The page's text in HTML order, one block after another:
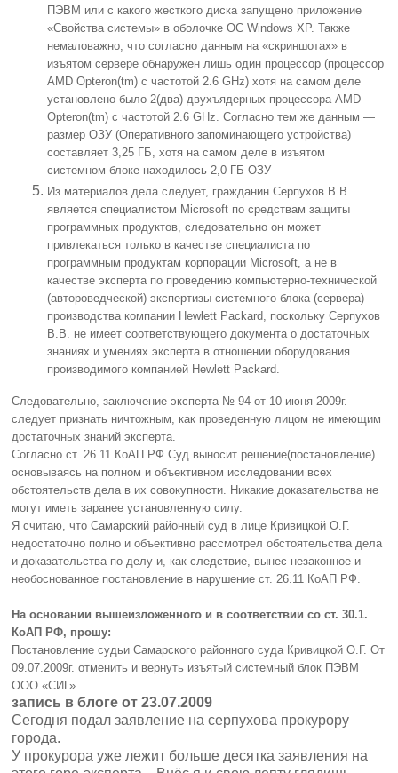
ПЭВМ или с какого жесткого диска запущено приложение
«Свойства системы» в оболочке ОС Windows XP. Также
немаловажно, что согласно данным на «скриншотах» в
изъятом сервере обнаружен лишь один процессор (процессор
AMD Opteron(tm) с частотой 2.6 GHz) хотя на самом деле
установлено было 2(два) двухъядерных процессора AMD
Opteron(tm) с частотой 2.6 GHz. Согласно тем же данным —
размер ОЗУ (Оперативного запоминающего устройства)
составляет 3,25 ГБ, хотя на самом деле в изъятом
системном блоке находилось 2,0 ГБ ОЗУ
Из материалов дела следует, гражданин Серпухов В.В.
является специалистом Microsoft по средствам защиты
программных продуктов, следовательно он может
привлекаться только в качестве специалиста по
программным продуктам корпорации Microsoft , а не в
качестве эксперта по проведению компьютерно-технической
(автороведческой) экспертизы системного блока (сервера)
производства компании Hewlett Packard, поскольку Серпухов
В.В. не имеет соответствующего документа о достаточных
знаниях и умениях эксперта в отношении оборудования
производимого компанией Hewlett Packard.
Следовательно, заключение эксперта № 94 от 10 июня 2009г.
следует признать ничтожным, как проведенную лицом не имеющим
достаточных знаний эксперта.
Согласно ст. 26.11 КоАП РФ Суд выносит решение(постановление)
основываясь на полном и объективном исследовании всех
обстоятельств дела в их совокупности. Никакие доказательства не
могут иметь заранее установленную силу.
Я считаю, что Самарский районный суд в лице Кривицкой О.Г.
недостаточно полно и объективно рассмотрел обстоятельства дела
и доказательства по делу и, как следствие, вынес незаконное и
необоснованное постановление в нарушение ст. 26.11 КоАП РФ.
На основании вышеизложенного и в соответствии со ст. 30.1.
КоАП РФ, прошу:
Постановление судьи Самарского районного суда Кривицкой О.Г. От
09.07.2009г. отменить и вернуть изъятый системный блок ПЭВМ
ООО «СИГ».
запись в блоге от 23.07.2009
Сегодня подал заявление на серпухова прокурору
города.
У прокурора уже лежит больше десятка заявления на